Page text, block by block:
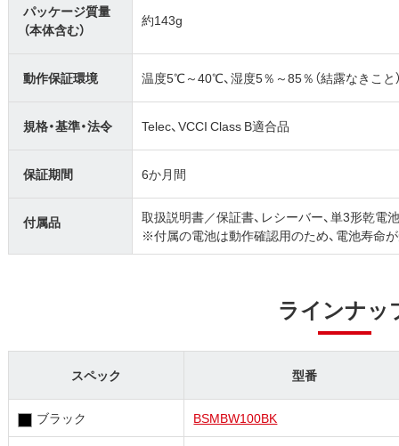
パッケージ質量
（本体含む）
約143g
動作保証環境 温度5℃～40℃、湿度5％～85％（結露なきこと
規格・基準・法令 Telec、VCCI Class B適合品
保証期間 6か月間
付属品
取扱説明書／保証書、レシーバー、単3形乾電
※付属の電池は動作確認用のため、電池寿命
ラインナッ
スペック 型番
ブラック BSMBW100BK